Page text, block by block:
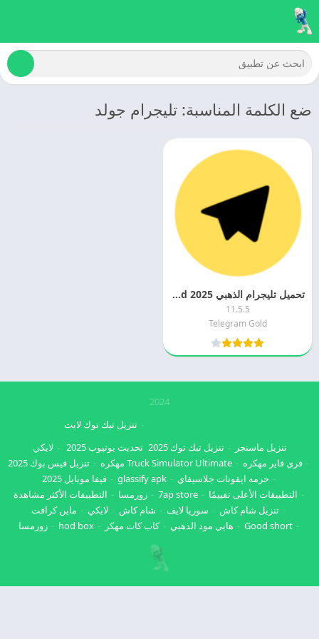
ضع الكلمة المناسبة: تليجرام جولد
تحميل تليجرام الذهبي 2025 Telegram Gold اخر تحديث مجانا
11.5.5
Telegram Gold
2024
تنزيل ماسنجر تنزيل تيك توك 2025
تنزيل تيك توك لايت
تحديث يوتيوب 2025
لايكي
فري فاير مهكره
Truck Simulator Ultimate مهكره
تنزيل فيس بوك 2025
حزمه ايقونات جلاسيفاي
glassify apk
فيفا موبايل 2025
التطبيقات الأعلى تقييمًا
7ap store زورمسا
التطبيقات الأكثر مشاهدة
تنزيل شام كاش
سوريا لايف شام كاش لايكي
ماين كرافت
Good short
هابي مود الذهبي كاب كات مهكر hod box زورمسا